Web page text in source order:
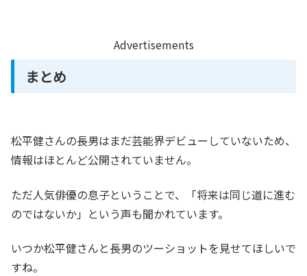
Advertisements
まとめ
松平健さんの長男はまだ芸能界デビューしていないため、
情報はほとんど公開されていません。
ただ人気俳優の息子ということで、「将来は同じ道に進む
のではないか」という声も聞かれています。
いつか松平健さんと長男のツーショットを見せてほしいで
すね。